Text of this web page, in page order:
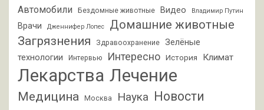
Автомобили Бездомные животные Видео Владимир Путин
Врачи Дженнифер Лопес
Домашние животные
Загрязнения
Здравоохранение
Зелёные
технологии
Интервью Интересно История Климат
Лекарства Лечение
Медицина Москва Наука Новости